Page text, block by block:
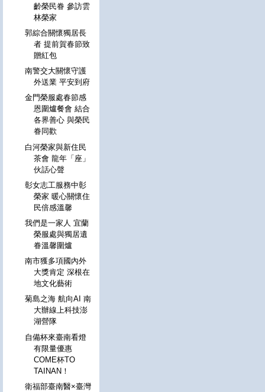
齡榮民眷 參訪雲
林榮家
郭綜合關懷獨居長
者 提前賀春節致
贈紅包
南警交大關懷守護
外送業 平安到府
金門榮服處春節感
恩圍爐餐會 結合
各界善心 與榮民
眷同歡
白河榮家與新住民
茶會 龍年「座」
伙話心聲
彰女志工服務中彰
榮家 暖心關懷住
民倍感溫馨
我們是一家人 宜蘭
榮服處與獨居遺
眷溫馨圍爐
南市獲多項國內外
大獎肯定 深根在
地文化藝術
菊島之海 航向AI 南
大辦線上科技澎
湖營隊
自備杯來臺南看燈
有限量優惠
COME杯TO
TAINAN！
衛福部臺南醫×臺灣